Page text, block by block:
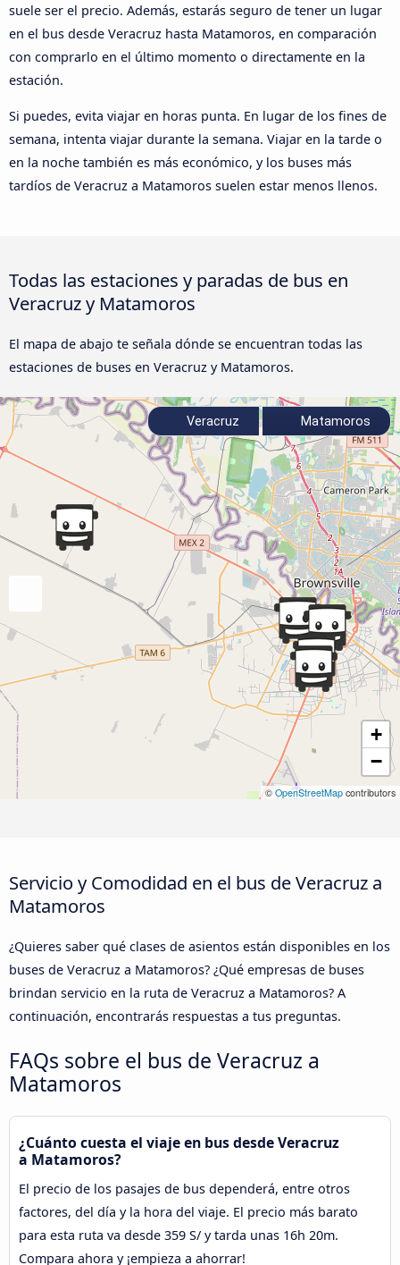
suele ser el precio. Además, estarás seguro de tener un lugar
en el bus desde Veracruz hasta Matamoros, en comparación
con comprarlo en el último momento o directamente en la
estación.
Si puedes, evita viajar en horas punta. En lugar de los fines de
semana, intenta viajar durante la semana. Viajar en la tarde o
en la noche también es más económico, y los buses más
tardíos de Veracruz a Matamoros suelen estar menos llenos.
Todas las estaciones y paradas de bus en
Veracruz y Matamoros
El mapa de abajo te señala dónde se encuentran todas las
estaciones de buses en Veracruz y Matamoros.
+
−
© OpenStreetMap contributors
Veracruz Matamoros
Servicio y Comodidad en el bus de Veracruz a
Matamoros
¿Quieres saber qué clases de asientos están disponibles en los
buses de Veracruz a Matamoros? ¿Qué empresas de buses
brindan servicio en la ruta de Veracruz a Matamoros? A
continuación, encontrarás respuestas a tus preguntas.
FAQs sobre el bus de Veracruz a
Matamoros
¿Cuánto cuesta el viaje en bus desde Veracruz
a Matamoros?
El precio de los pasajes de bus dependerá, entre otros
factores, del día y la hora del viaje. El precio más barato
para esta ruta va desde 359 S/ y tarda unas 16h 20m.
Compara ahora y ¡empieza a ahorrar!